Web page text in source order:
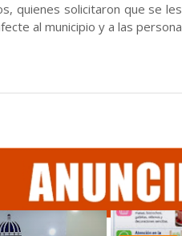
quienes solicitaron que se
al municipio y a las